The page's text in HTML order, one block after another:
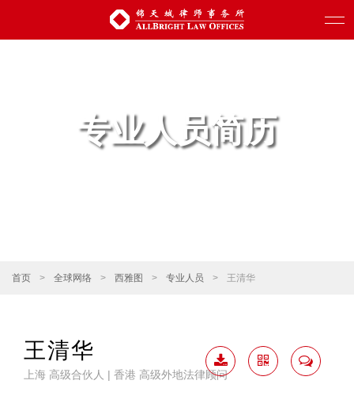
专业人员简历
首页 > 全球网络 > 西雅图 > 专业人员 > 王清华
王清华
上海 高级合伙人 | 香港 高级外地法律顾问